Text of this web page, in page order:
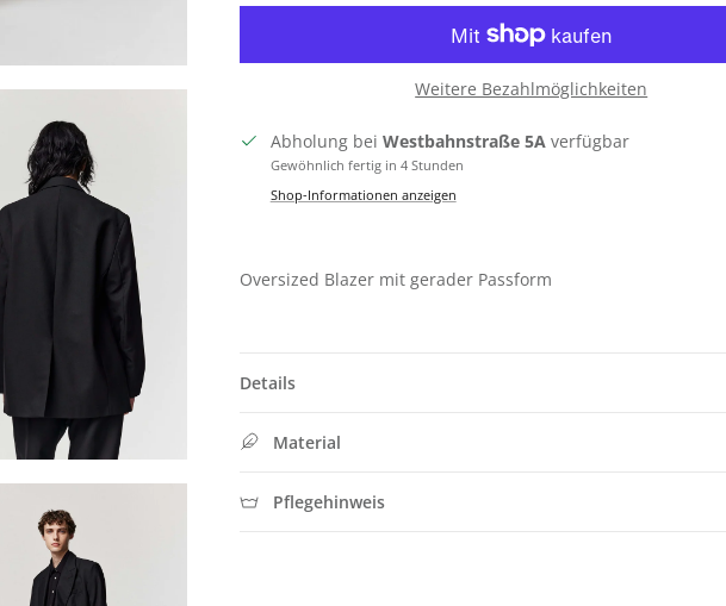
Weitere Bezahlmöglichkeiten
Abholung bei Westbahnstraße 5Averfügbar
Gewöhnlich fertig in 4 Stunden
Shop-Informationen anzeigen
Oversized Blazer mit gerader Passform
Details
Material
Pflegehinweis
SIGN UP FOR 10% OFF
Jetzt Newsletter abonnieren und exklusive Angebote erhalten